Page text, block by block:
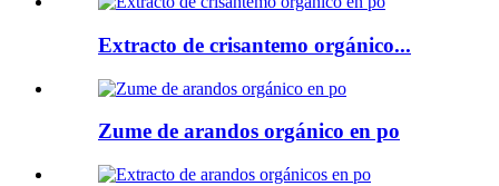
Extracto de crisantemo orgánico...
Zume de arandos orgánico en po